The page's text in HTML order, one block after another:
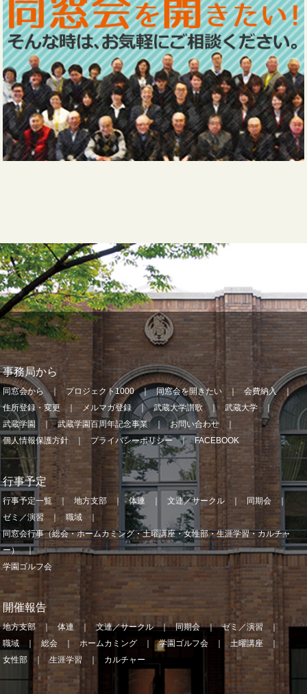
事務局から
同窓会から プロジェクト1000 同窓会を開きたい
会費納入
住所登録・変更
メルマガ登録 武蔵大学讃歌
武蔵大学
武蔵学園
武蔵学園百周年記念事業
お問い合わせ
個人情報保護方針
プライバシーポリシー FACEBOOK
行事予定
行事予定一覧 地方支部 体連 文連／サークル
同期会
ゼミ／演習
職域
同窓会行事（総会・ホームカミング・土曜講座・女性部・生涯学習・カルチャ
ー）
学園ゴルフ会
開催報告
地方支部 体連 文連／サークル 同期会
ゼミ／演習
職域
総会 ホームカミング 学園ゴルフ会
土曜講座
女性部
生涯学習 カルチャー